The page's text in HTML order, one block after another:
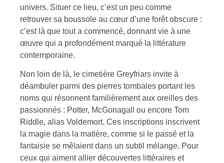
univers. Situer ce lieu, c’est un peu comme
retrouver sa boussole au cœur d’une forêt obscure :
c’est là que tout a commencé, donnant vie à une
œuvre qui a profondément marqué la littérature
contemporaine.
Non loin de là, le cimetière Greyfriars invite à
déambuler parmi des pierres tombales portant les
noms qui résonnent familièrement aux oreilles des
passionnés : Potter, McGonagall ou encore Tom
Riddle, alias Voldemort. Ces inscriptions inscrivent
la magie dans la matière, comme si le passé et la
fantaisie se mêlaient dans un subtil mélange. Pour
ceux qui aiment allier découvertes littéraires et